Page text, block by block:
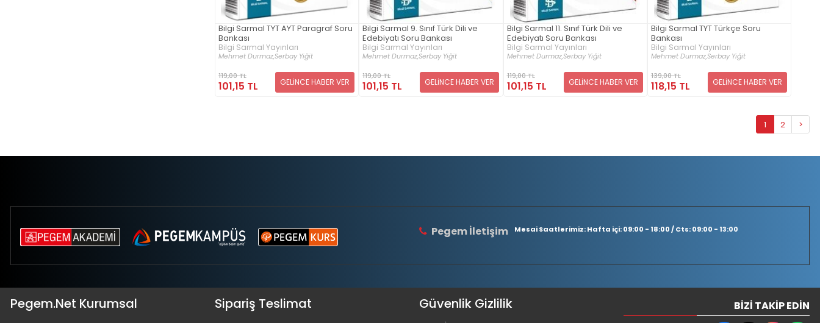
Bilgi Sarmal TYT AYT Paragraf Soru
Bankası
Bilgi Sarmal Yayınları
Mehmet Durmaz,Serbay Yiğit
119,00 TL
101,15 TL GELİNCE HABER VER
Bilgi Sarmal 9. Sınıf Türk Dili ve
Edebiyatı Soru Bankası
Bilgi Sarmal Yayınları
Mehmet Durmaz,Serbay Yiğit
119,00 TL
101,15 TL GELİNCE HABER VER
Bilgi Sarmal 11. Sınıf Türk Dili ve
Edebiyatı Soru Bankası
Bilgi Sarmal Yayınları
Mehmet Durmaz,Serbay Yiğit
119,00 TL
101,15 TL GELİNCE HABER VER
Bilgi Sarmal TYT Türkçe Soru
Bankası
Bilgi Sarmal Yayınları
Mehmet Durmaz,Serbay Yiğit
139,00 TL
118,15 TL GELİNCE HABER VER
1 2 >
Pegem İletişim Mesai Saatlerimiz: Hafta içi: 09:00 - 18:00 / Cts: 09:00 - 13:00
Pegem.Net Kurumsal Sipariş Teslimat Güvenlik Gizlilik BIZI TAKIP EDIN